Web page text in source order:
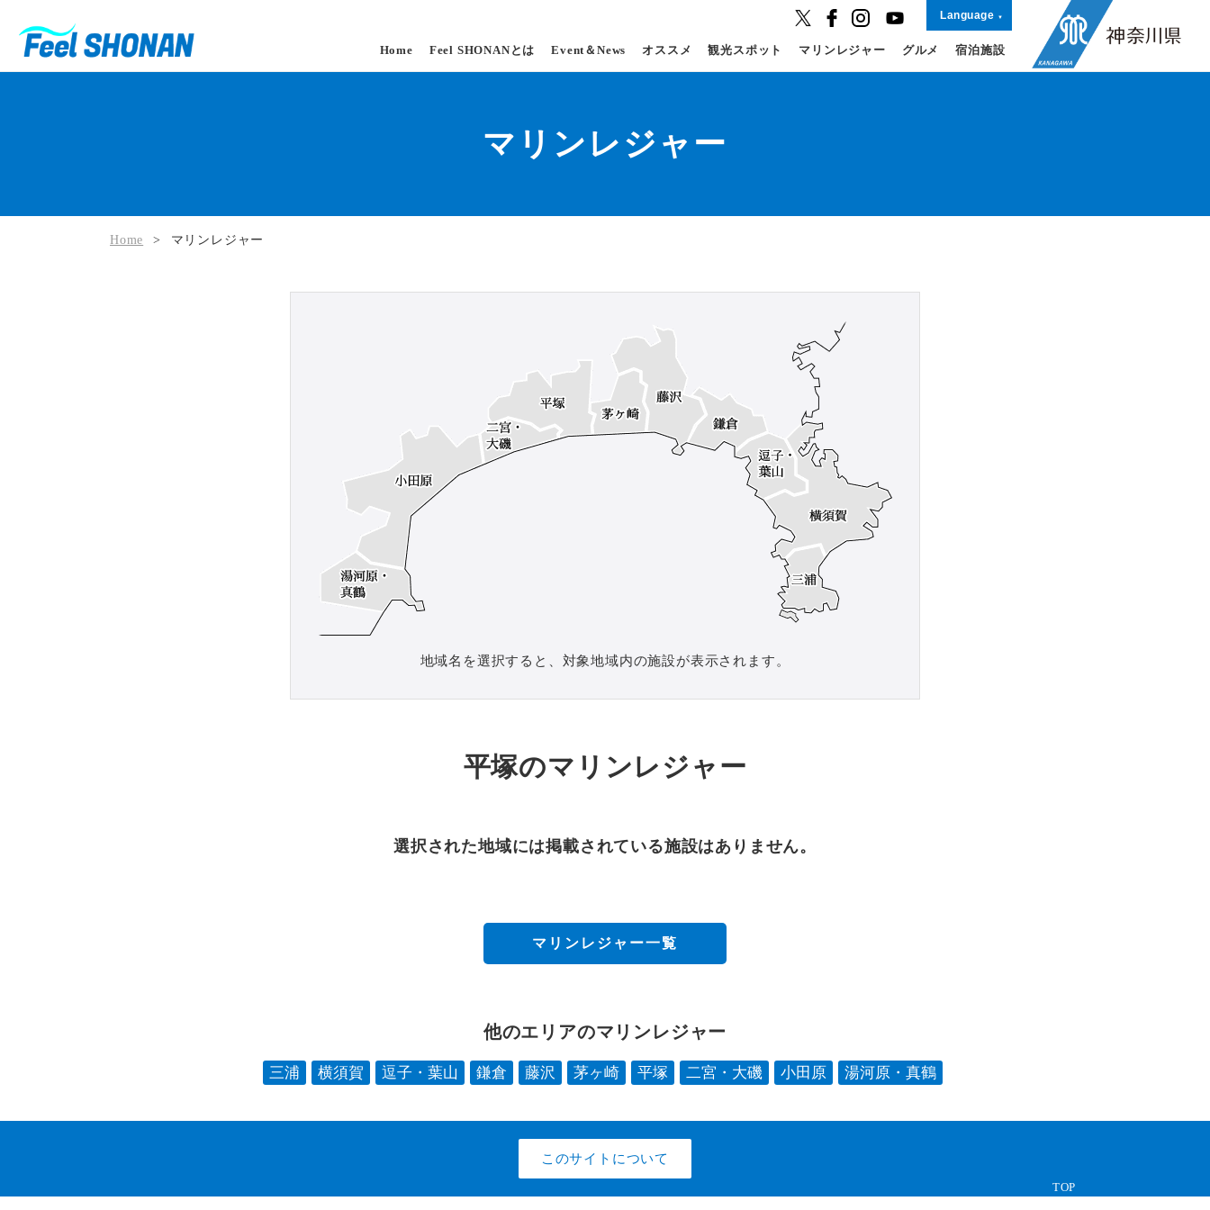
Language
Home Feel SHONANとは Event＆News オススメ 観光スポット マリンレジャー グルメ 宿泊施設
マリンレジャー
Home > マリンレジャー
地域名を選択すると、 対象地域内の施設が表示されます。
平塚のマリンレジャー
選択された地域には掲載されている施設はありません。
マリンレジャー一覧
他のエリアのマリンレジャー
三浦 横須賀 逗子・葉山 鎌倉 藤沢 茅ヶ崎 平塚 二宮・大磯 小田原 湯河原・真鶴
このサイトについて
TOP